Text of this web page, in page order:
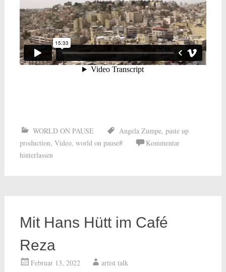
WORLD ON PAUSE Angela Zumpe, paste up
production, Video, world on pause#
Kommentar
hinterlassen
Mit Hans Hütt im Café
Reza
Februar 13, 2022 artist talk